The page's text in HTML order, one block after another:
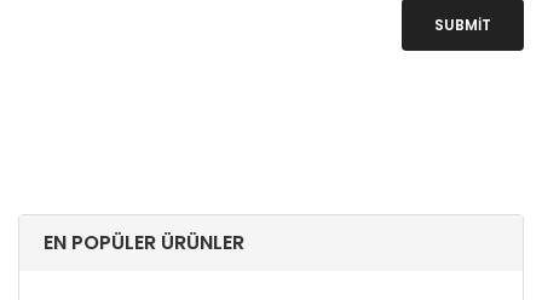
SUBMIT
EN POPÜLER ÜRÜNLER